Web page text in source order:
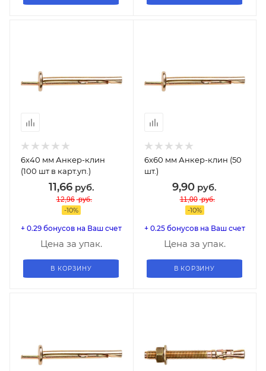
6х40 мм Анкер-клин
(100 шт в карт.уп.)
11,66руб.
12,96 руб.
-10%
+ 0.29 бонусов на Ваш счет
Цена за упак.
В КОРЗИНУ
6х60 мм Анкер-клин (50
шт.)
9,90 руб.
11,00 руб.
-10%
+ 0.25 бонусов на Ваш счет
Цена за упак.
В КОРЗИНУ